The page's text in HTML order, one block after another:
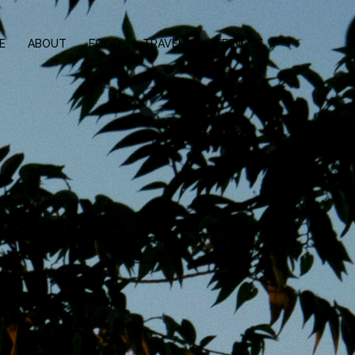
ABOUT FOOD TRAVEL LIFESTYLE